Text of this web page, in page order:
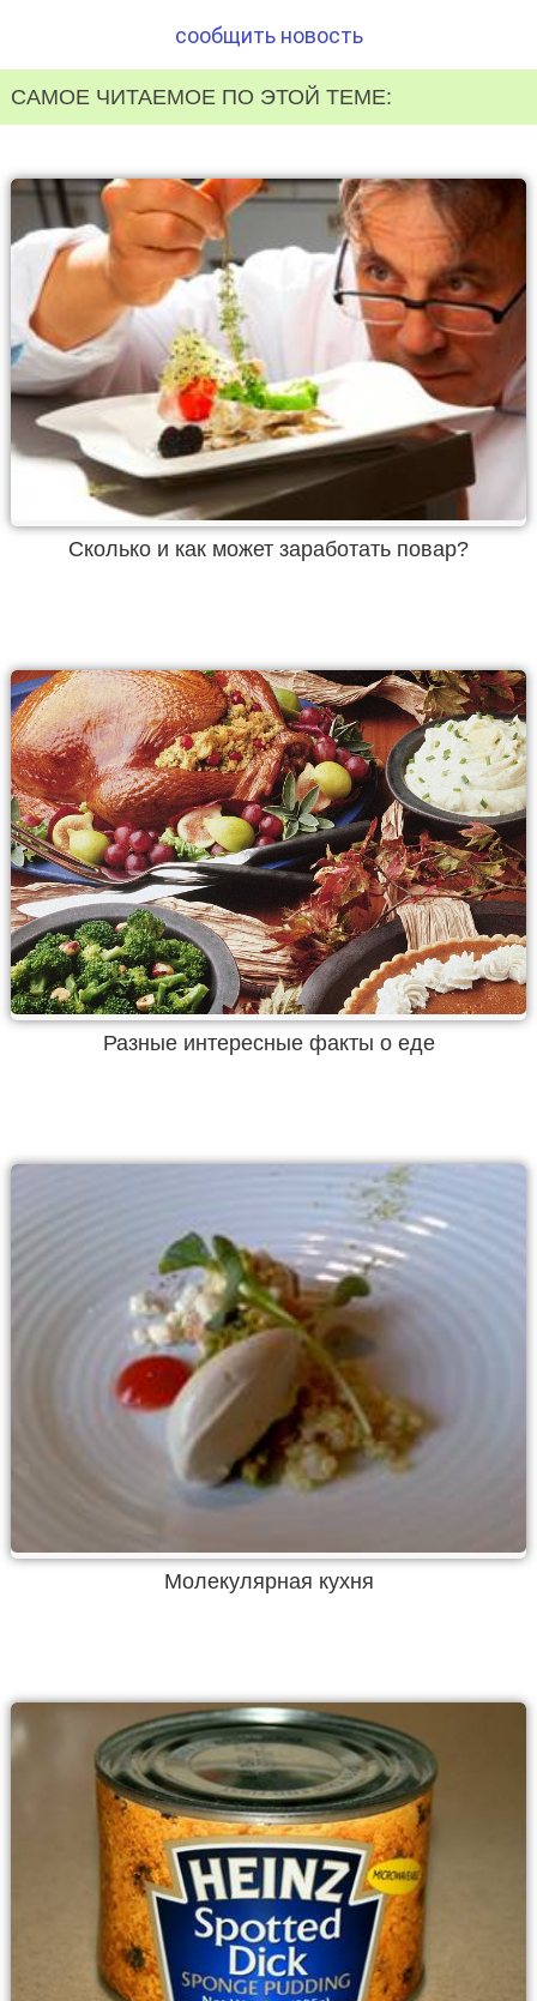
сообщить новость
САМОЕ ЧИТАЕМОЕ ПО ЭТОЙ ТЕМЕ:
Сколько и как может заработать повар?
Разные интересные факты о еде
Молекулярная кухня